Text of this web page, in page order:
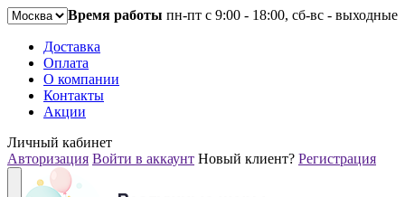
Время работы пн-пт с 9:00 - 18:00, сб-вс - выходные
Доставка
Оплата
О компании
Контакты
Акции
Личный кабинет
Авторизация Войти в аккаунт Новый клиент? Регистрация